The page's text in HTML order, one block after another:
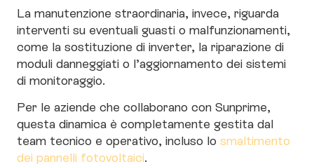
La manutenzione straordinaria, invece, riguarda
interventi su eventuali guasti o malfunzionamenti,
come la sostituzione di inverter, la riparazione di
moduli danneggiati o l’aggiornamento dei sistemi
di monitoraggio.
Per le aziende che collaborano con Sunprime,
questa dinamica è completamente gestita dal
team tecnico e operativo, incluso lo smaltimento
dei pannelli fotovoltaici.